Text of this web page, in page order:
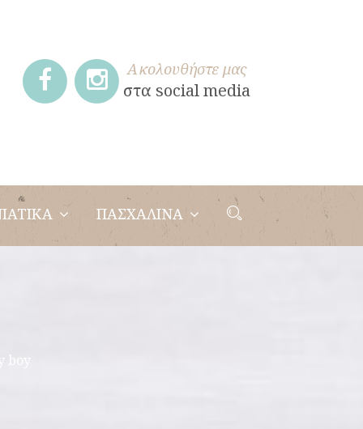
Ακολουθήστε μας
στα social media
ΠΑΣΧΑΛΙΝΑ
boy